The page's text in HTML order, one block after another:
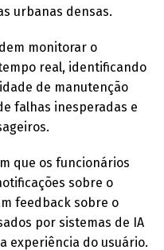
urbanas densas.
monitorar o
real, identificando
de manutenção
falhas inesperadas e
que os funcionários
sobre o
feedback sobre o
por sistemas de IA
experiência do usuário.